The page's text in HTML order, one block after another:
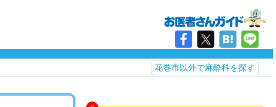
花巻市以外で麻酔科を探す